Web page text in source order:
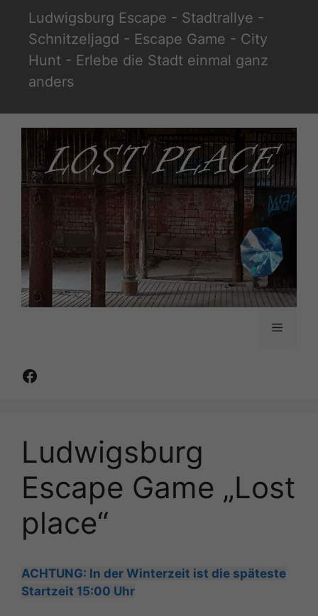
Inhalt
springen
Ludwigsburg Escape - Stadtrallye -
Schnitzeljagd - Escape Game - City
Hunt - Erlebe die Stadt einmal ganz
anders
Menü
Facebook
Ludwigsburg
Escape Game „Lost
place“
ACHTUNG: In der Winterzeit ist die späteste
Startzeit 15:00 Uhr